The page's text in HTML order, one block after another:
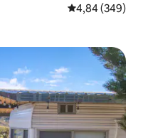
4,84 ud af 5 i
4,84 (349)